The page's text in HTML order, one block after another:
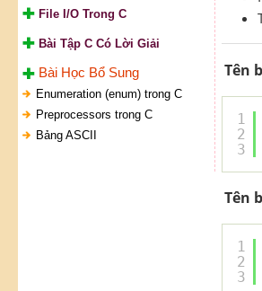
File I/O Trong C
Bài Tập C Có Lời Giải
Bài Học Bổ Sung
Enumeration (enum) trong C
Preprocessors trong C
Bảng ASCII
Tên
1
2
3
Tên
1
2
3